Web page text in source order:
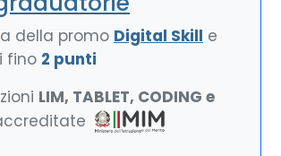
della promo Digital Skill e
fino 2 punti
LIM, TABLET, CODING e